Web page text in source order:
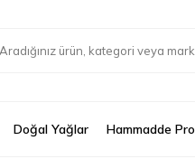
Doğal Yağlar Hammadde Pro